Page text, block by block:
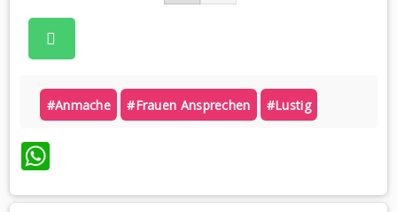
#anmache #frauen Ansprechen #lustig
WhatsApp